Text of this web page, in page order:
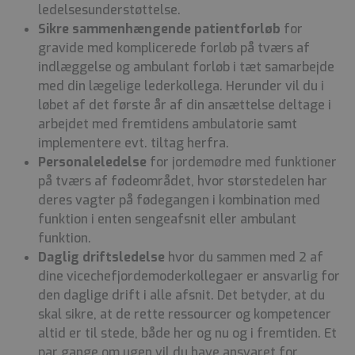
ledelsesunderstøttelse.
Sikre sammenhængende patientforløb for
gravide med komplicerede forløb på tværs af
indlæggelse og ambulant forløb i tæt samarbejde
med din lægelige lederkollega. Herunder vil du i
løbet af det første år af din ansættelse deltage i
arbejdet med fremtidens ambulatorie samt
implementere evt. tiltag herfra.
Personaleledelse for jordemødre med funktioner
på tværs af fødeområdet, hvor størstedelen har
deres vagter på fødegangen i kombination med
funktion i enten sengeafsnit eller ambulant
funktion.
Daglig driftsledelse hvor du sammen med 2 af
dine vicechefjordemoderkollegaer er ansvarlig for
den daglige drift i alle afsnit. Det betyder, at du
skal sikre, at de rette ressourcer og kompetencer
altid er til stede, både her og nu og i fremtiden. Et